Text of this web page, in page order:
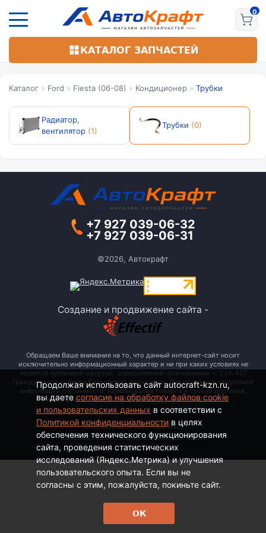
основному
КАТАЛОГ ЗАПЧАСТЕЙ
Каталог » Ford » Fiesta (06-08) » Кондиционер » Трубки
Радиатор,
вентилятор (1)
Трубки (0)
+7 927 039-06-32
+7 927 039-06-31
©2026, Автокрафт
Создание и продвижение сайта -
Обращаем Ваше внимание на то, что данный интернет-сайт носит
исключительно информационный характер и ни при каких условиях не
является публичной офертой, определяемой положениями ч. 2 ст. 437
Гражданского кодекса Российской Федерации. Для получения подробной
информации о стоимости, наименовании товаров и сроках доставки,
пожалуйста, обращайтесь по контактным телефонам.
Политика конфиденциальности
Согласие на обработку персональных данных
Продолжая использовать сайт autocraft-kzn.ru,
вы даетесогласие на обработку файлов cookie
и пользовательских данных в соответствии с
Политикой конфиденциальностив целях
обеспечения технического функционирования
сайта, проведения статистических
исследований (Яндекс.Метрика) и улучшения
пользовательского опыта. Если вы не
согласны с этим, пожалуйста, покиньте сайт.
ОК